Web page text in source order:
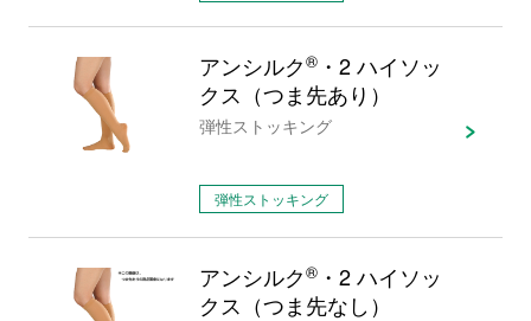
アンシルク®・2 ハイソッ
クス（つま先あり）
弾性ストッキング
弾性ストッキング
アンシルク®・2 ハイソッ
クス（つま先なし）